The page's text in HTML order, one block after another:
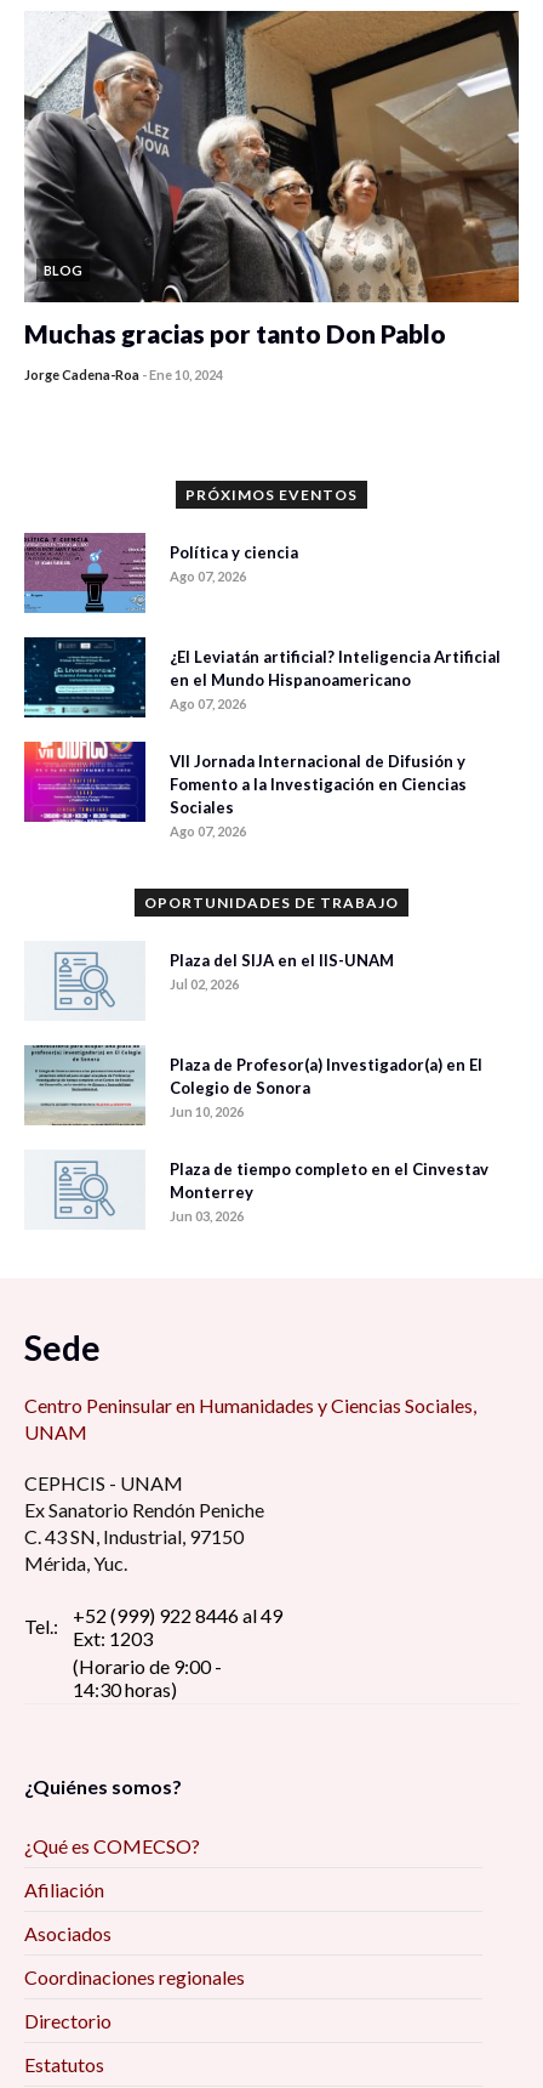
BLOG
Muchas gracias por tanto Don Pablo
Jorge Cadena-Roa -Ene 10, 2024
PRÓXIMOS EVENTOS
Política y ciencia
Ago 07, 2026
¿El Leviatán artificial? Inteligencia Artificial
en el Mundo Hispanoamericano
Ago 07, 2026
VII Jornada Internacional de Difusión y
Fomento a la Investigación en Ciencias
Sociales
Ago 07, 2026
OPORTUNIDADES DE TRABAJO
Plaza del SIJA en el IIS-UNAM
Jul 02, 2026
Plaza de Profesor(a) Investigador(a) en El
Colegio de Sonora
Jun 10, 2026
Plaza de tiempo completo en el Cinvestav
Monterrey
Jun 03, 2026
Sede
Centro Peninsular en Humanidades y Ciencias Sociales,
UNAM
CEPHCIS - UNAM
Ex Sanatorio Rendón Peniche
C. 43 SN, Industrial, 97150
Mérida, Yuc.
Tel.:
+52 (999) 922 8446 al 49
Ext: 1203
(Horario de 9:00 -
14:30 horas)
¿Quiénes somos?
¿Qué es COMECSO?
Afiliación
Asociados
Coordinaciones regionales
Directorio
Estatutos